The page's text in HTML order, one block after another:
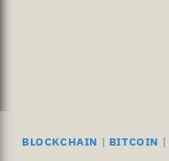
BLOCKCHAIN | BITCOIN |